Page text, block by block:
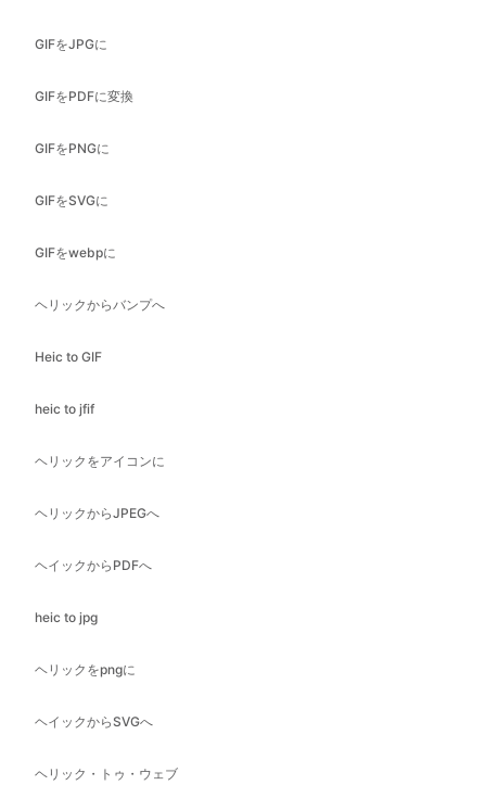
GIFをPNGに
GIFをSVGに
GIFをwebpに
ヘリックからバンプへ
Heic to GIF
heic to jfif
ヘリックからJPEGへ
ヘイックからPDFへ
heic to jpg
ヘリックをpngに
ヘイックからSVGへ
ヘリック・トゥ・ウェブ
jfif を bmp に
jfifをGIFに